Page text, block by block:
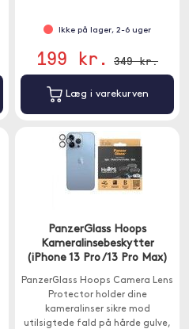
Ikke på lager, 2-6 uger
199 kr. 349 kr.
Læg i varekurven
PanzerGlass Hoops
Kameralinsebeskytter
(iPhone 13 Pro /13 Pro Max)
PanzerGlass Hoops Camera Lens
Protector holder dine
kameralinser sikre mod
utilsigtede fald på hårde gulve,